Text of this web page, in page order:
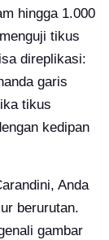
hingga 1.000
tikus
direplikasi:
garis
tikus
kedipan
Anda
berurutan.
gambar